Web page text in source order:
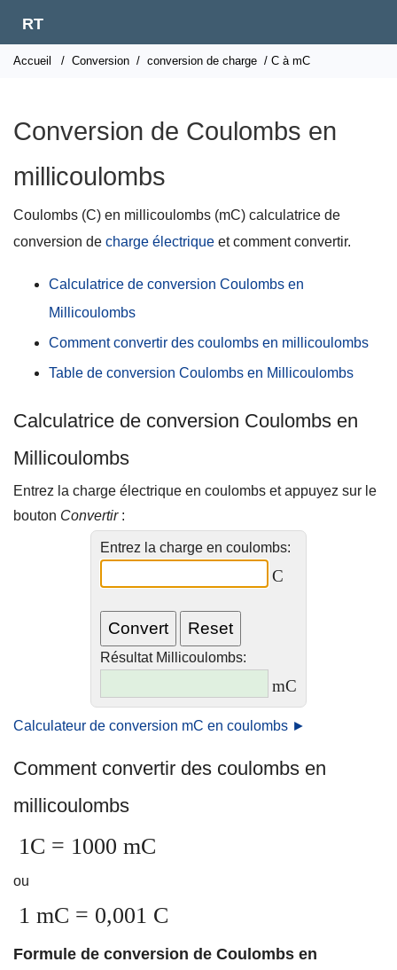
RT
Accueil / Conversion / conversion de charge / C à mC
Conversion de Coulombs en
millicoulombs
Coulombs (C) en millicoulombs (mC) calculatrice de
conversion de charge électrique et comment convertir.
Calculatrice de conversion Coulombs en
Millicoulombs
Comment convertir des coulombs en millicoulombs
Table de conversion Coulombs en Millicoulombs
Calculatrice de conversion Coulombs en
Millicoulombs
Entrez la charge électrique en coulombs et appuyez sur le
bouton Convertir:
Entrez la charge en coulombs:
C
Résultat Millicoulombs:
mC
Calculateur de conversion mC en coulombs ►
Comment convertir des coulombs en
millicoulombs
1C = 1000 mC
ou
1 mC = 0,001 C
Formule de conversion de Coulombs en